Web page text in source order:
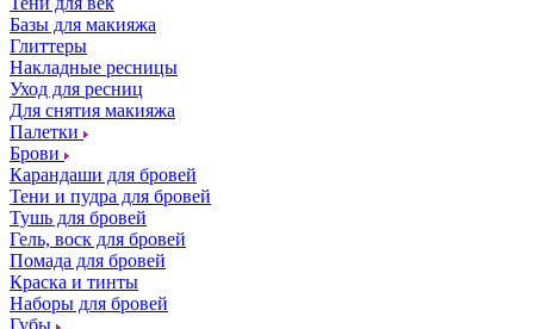
Базы для макияжа
Глиттеры
Накладные ресницы
Уход для ресниц
Для снятия макияжа
Палетки
Брови
Карандаши для бровей
Тени и пудра для бровей
Тушь для бровей
Гель, воск для бровей
Помада для бровей
Краска и тинты
Наборы для бровей